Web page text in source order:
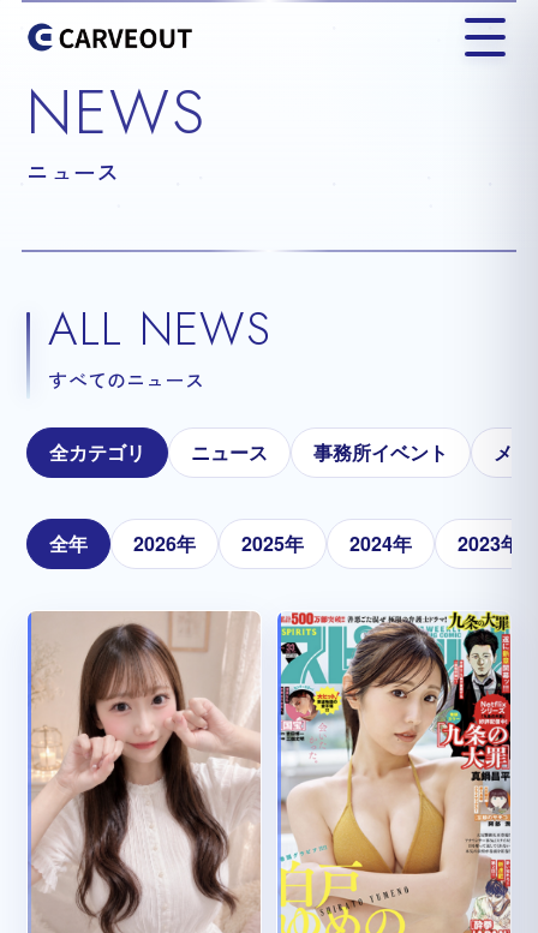
NEWS
ニュース
ALL NEWS
すべてのニュース
全カテゴリ ニュース 事務所イベント メ
全年 2026年 2025年 2024年 2023年